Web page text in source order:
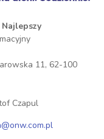
11, 62-100
Czapul